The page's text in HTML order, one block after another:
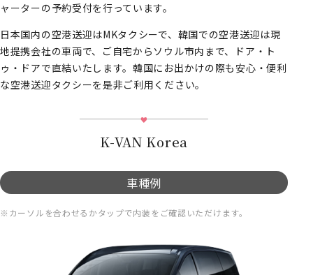
ャーターの予約受付を行っています。
日本国内の空港送迎はMKタクシーで、韓国での空港送迎は現
地提携会社の車両で、ご自宅からソウル市内まで、ドア・ト
ゥ・ドアで直結いたします。韓国にお出かけの際も安心・便利
な空港送迎タクシーを是非ご利用ください。
K-VAN Korea
車種例
※カーソルを合わせるかタップで内装をご確認いただけます。